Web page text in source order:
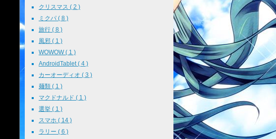
クリスマス ( 2 )
ミクパ ( 8 )
旅行 ( 8 )
風邪 ( 1 )
WOWOW ( 1 )
AndroidTablet ( 4 )
カーオーディオ ( 3 )
麺類 ( 1 )
マクドナルド ( 1 )
選挙 ( 1 )
スマホ ( 14 )
ラリー ( 6 )